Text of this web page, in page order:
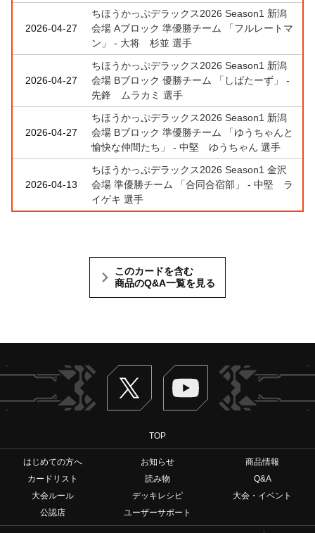
2026-04-27
ちほうかっぷデラックス2026 Season1 新潟
会場 Aブロック 準優勝チーム 「フルレートマ
ン」 - 大将 杉並 選手
2026-04-27
ちほうかっぷデラックス2026 Season1 新潟
会場 Bブロック 優勝チーム 「しばたーず」 -
先鋒 ムラカミ 選手
2026-04-27
ちほうかっぷデラックス2026 Season1 新潟
会場 Bブロック 準優勝チーム 「ゆうちゃんと
愉快な仲間たち」 - 中堅 ゆうちゃん 選手
2026-04-13
ちほうかっぷデラックス2026 Season1 金沢
会場 準優勝チーム 「合同合宿部」 - 中堅 ラ
イゲキ 選手
このカードを含む
商品のQ&A一覧を見る
Twitter ヴァンガードch
TOP
はじめての方へ お知らせ
商品情報
カードリスト
読み物
Q&A
大会ルール
デッキレシピ
大会・イベント
公認店
ユーザーサポート